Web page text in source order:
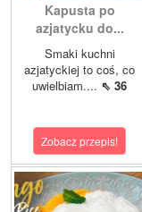
Kapusta po
azjatycku do...
Smaki kuchni
azjatyckiej to coś, co
uwielbiam.... ⇖ 36
Zobacz przepis!